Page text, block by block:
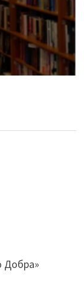
Добра»